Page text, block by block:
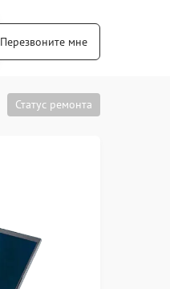
Перезвоните мне
Статус ремонта